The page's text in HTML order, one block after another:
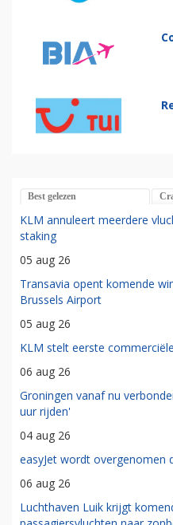
Best gelezen
KLM annuleert meerdere
staking
05 aug 26
Transavia opent komende
Brussels Airport
05 aug 26
KLM stelt eerste
06 aug 26
Groningen vanaf nu
uur rijden'
04 aug 26
easyJet wordt overgenomen
06 aug 26
Luchthaven Luik krijgt